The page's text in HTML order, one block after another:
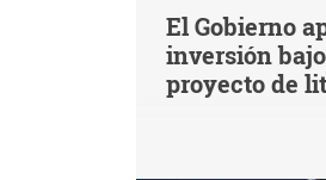
El Gobierno
inversión
proyecto de